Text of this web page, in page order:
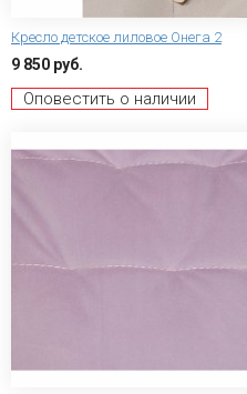
Кресло детское лиловое Онега 2
9 850 руб.
Оповестить о наличии